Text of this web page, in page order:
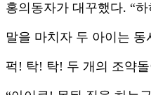
홍의동자가 대꾸했다. “
말을 마치자 두 아이는
퍽! 탁! 탁! 두 개의 조약